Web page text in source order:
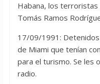
Habana, los terroristas
Tomás Ramos
17/09/1991:
de Miami que tenían
para el turismo. Se les
radio.